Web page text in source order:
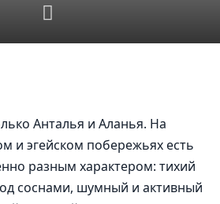
Анталья и Аланья. На
и эгейском побережьях есть
разным характером: тихий
соснами, шумный и активный